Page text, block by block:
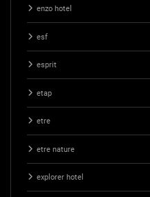
enzo hotel
esf
esprit
etap
etre
etre nature
explorer hotel